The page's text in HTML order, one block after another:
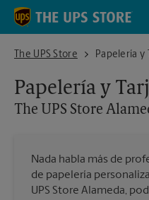
Skip to content
Return to Nav
The UPS Store
The UPS Store AlamedaPapelería y
Papelería y
The UPS Store
Nada habla más de
de papelería
UPS Store Alameda,